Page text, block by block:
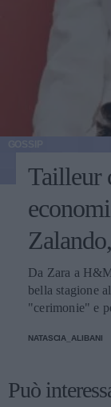
Tailleur
Da Zara a
bella stagione
"cerimonie" e
NATASCIA_ALIBANI
Può